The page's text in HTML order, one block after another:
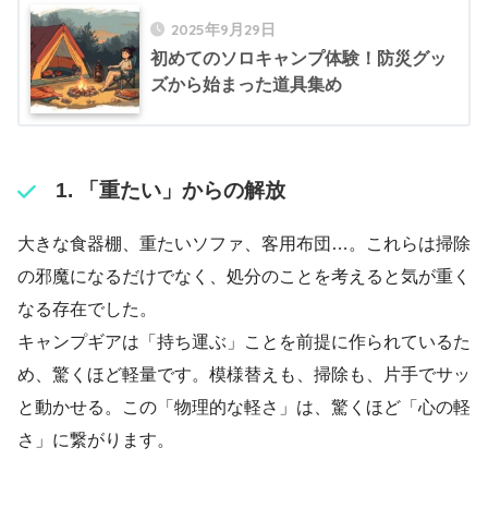
2025年9月29日
初めてのソロキャンプ体験！防災グッ
ズから始まった道具集め
1. 「重たい」からの解放
大きな食器棚、重たいソファ、客用布団…。これらは掃除
の邪魔になるだけでなく、処分のことを考えると気が重く
なる存在でした。
キャンプギアは「持ち運ぶ」ことを前提に作られているた
め、驚くほど軽量です。模様替えも、掃除も、片手でサッ
と動かせる。この「物理的な軽さ」は、驚くほど「心の軽
さ」に繋がります。